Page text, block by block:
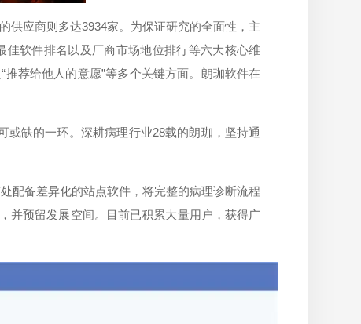
供应商则多达3934家。为保证研究的全面性，主
软件排名以及厂商市场地位排行等六大核心维
推荐给他人的意愿”等多个关键方面。朗珈软件在
缺的一环。深耕病理行业28载的朗珈，坚持通
配备差异化的站点软件，将完整的病理诊断流程
并预留发展空间。目前已积累大量用户，获得广